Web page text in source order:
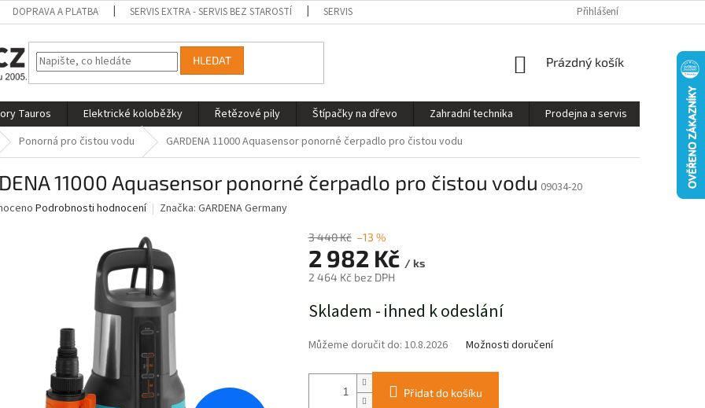
DOPRAVA A PLATBA SERVIS EXTRA - SERVIS BEZ STAROSTÍ SERVIS ON-LINE - STROJ VÁM SESTAVÍME A PŘIPRAVÍME K PROVOZU
Přihlášení
HLEDAT
NÁKUPNÍ
Prázdný košík
Tauros Elektrické koloběžky Řetězové pily Štípačky na dřevo Zahradní technika Prodejna a servis
Kontakty
Ponorná pro čistou vodu GARDENA 11000 Aquasensor ponorné čerpadlo pro čistou vodu
11000 Aquasensor ponorné čerpadlo pro čistou vodu 09034-20
Podrobnosti hodnocení Značka: GARDENA Germany
3 440 Kč –13 %
2 982 Kč / ks
2 464 Kč bez DPH
cena:
Skladem - ihned k odeslání
Můžeme doručit do: 10.8.2026 Možnosti doručení
Přidat do košíku